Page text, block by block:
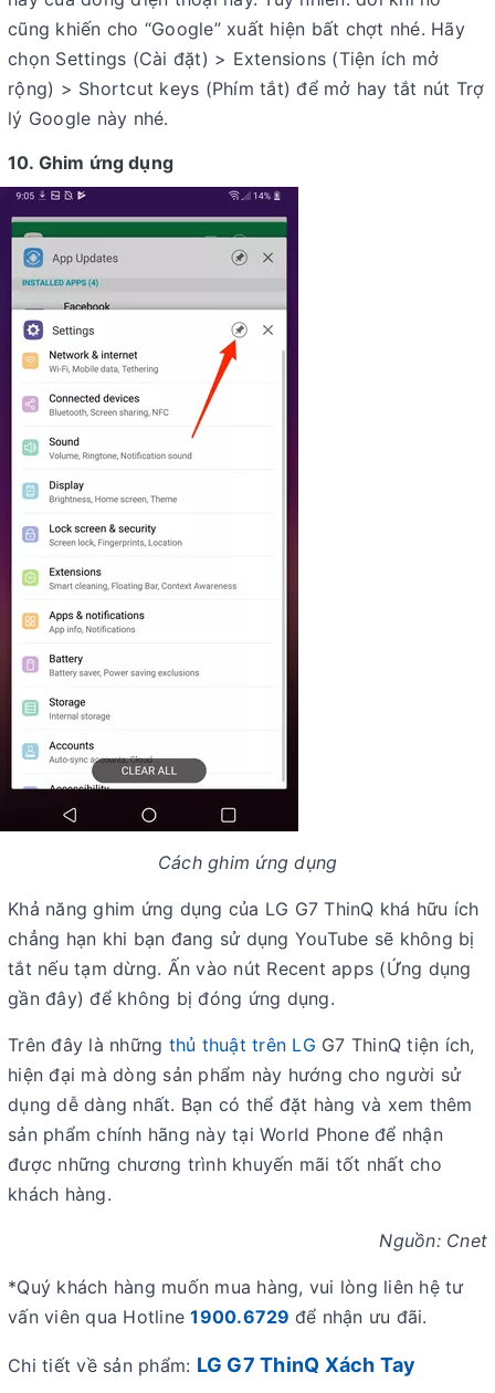
cũng khiến cho “Google” xuất hiện bất chợt nhé. Hãy
chọn Settings (Cài đặt) > Extensions (Tiện ích mở
rộng) > Shortcut keys (Phím tắt) để mở hay tắt nút Trợ
lý Google này nhé.
10. Ghim ứng dụng
Cách ghim ứng dụng
Khả năng ghim ứng dụng của LG G7 ThinQ khá hữu ích
chẳng hạn khi bạn đang sử dụng YouTube sẽ không bị
tắt nếu tạm dừng. Ấn vào nút Recent apps (Ứng dụng
gần đây) để không bị đóng ứng dụng.
Trên đây là những thủ thuật trên LG G7 ThinQ tiện ích,
hiện đại mà dòng sản phẩm này hướng cho người sử
dụng dễ dàng nhất. Bạn có thể đặt hàng và xem thêm
sản phẩm chính hãng này tại World Phone để nhận
được những chương trình khuyến mãi tốt nhất cho
khách hàng.
Nguồn: Cnet
*Quý khách hàng muốn mua hàng, vui lòng liên hệ tư
vấn viên qua Hotline1900.6729 để nhận ưu đãi.
Chi tiết về sản phẩm: LG G7 ThinQ Xách Tay